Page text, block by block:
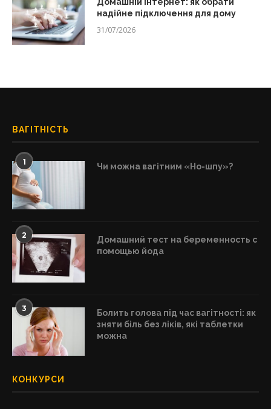
Домашній інтернет: як обрати
надійне підключення для дому
31/07/2026
ВАГІТНІСТЬ
1 Чи можна вагітним «Но-шпу»?
2
Домашний тест на беременность с
помощью йода
3
Болить голова під час вагітності: як
зняти біль без ліків, які таблетки
можна
КОНКУРСИ